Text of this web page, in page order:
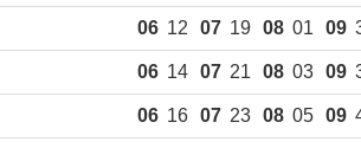
06 12 07 19 08 01 09
06 14 07 21 08 03 09
06 16 07 23 08 05 09
для